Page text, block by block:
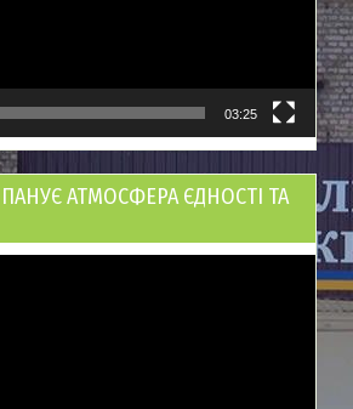
03:25
АТМОСФЕРА ЄДНОСТІ ТА